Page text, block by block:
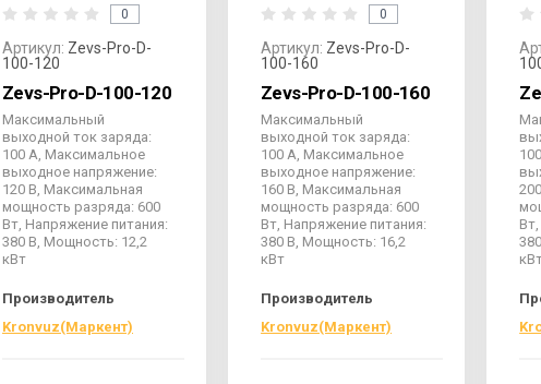
0
Артикул: Zevs-Pro-D-
100-120
Zevs-Pro-D-100-120
Максимальный
выходной ток заряда:
100 А, Максимальное
выходное напряжение:
120 В, Максимальная
мощность разряда: 600
Вт, Напряжение питания:
380 В, Мощность: 12,2
кВт
Производитель
Kronvuz(Маркент)
0
Артикул: Zevs-Pro-D-
100-160
Zevs-Pro-D-100-160
Максимальный
выходной ток заряда:
100 А, Максимальное
выходное напряжение:
160 В, Максимальная
мощность разряда: 600
Вт, Напряжение питания:
380 В, Мощность: 16,2
кВт
Производитель
Kronvuz(Маркент)